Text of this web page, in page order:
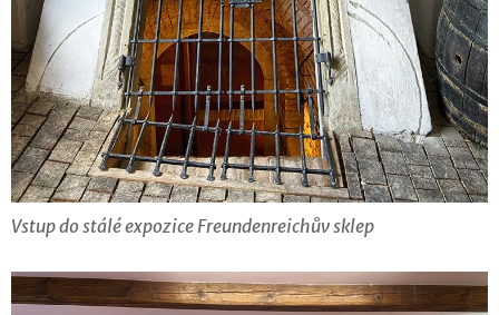
Vstup do stálé expozice Freundenreichův sklep